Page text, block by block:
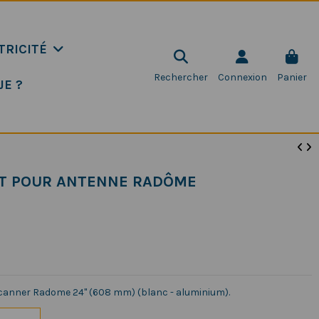
? Rechercher Connexion Panier
POUR ANTENNE RADÔME
Radome 24" (608 mm) (blanc - aluminium).